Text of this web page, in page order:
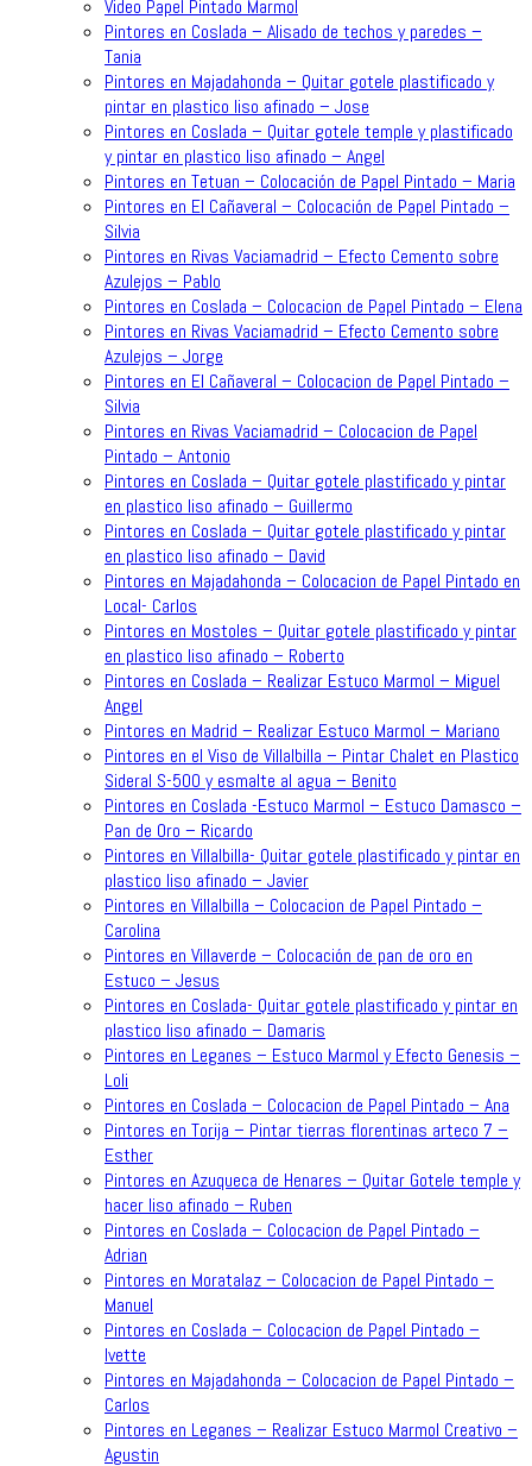
Video Papel Pintado Marmol
Pintores en Coslada – Alisado de techos y paredes –
Tania
Pintores en Majadahonda – Quitar gotele plastificado y
pintar en plastico liso afinado – Jose
Pintores en Coslada – Quitar gotele temple y plastificado
y pintar en plastico liso afinado – Angel
Pintores en Tetuan – Colocación de Papel Pintado – Maria
Pintores en El Cañaveral – Colocación de Papel Pintado –
Silvia
Pintores en Rivas Vaciamadrid – Efecto Cemento sobre
Azulejos – Pablo
Pintores en Coslada – Colocacion de Papel Pintado – Elena
Pintores en Rivas Vaciamadrid – Efecto Cemento sobre
Azulejos – Jorge
Pintores en El Cañaveral – Colocacion de Papel Pintado –
Silvia
Pintores en Rivas Vaciamadrid – Colocacion de Papel
Pintado – Antonio
Pintores en Coslada – Quitar gotele plastificado y pintar
en plastico liso afinado – Guillermo
Pintores en Coslada – Quitar gotele plastificado y pintar
en plastico liso afinado – David
Pintores en Majadahonda – Colocacion de Papel Pintado en
Local- Carlos
Pintores en Mostoles – Quitar gotele plastificado y pintar
en plastico liso afinado – Roberto
Pintores en Coslada – Realizar Estuco Marmol – Miguel
Angel
Pintores en Madrid – Realizar Estuco Marmol – Mariano
Pintores en el Viso de Villalbilla – Pintar Chalet en Plastico
Sideral S-500 y esmalte al agua – Benito
Pintores en Coslada -Estuco Marmol – Estuco Damasco –
Pan de Oro – Ricardo
Pintores en Villalbilla- Quitar gotele plastificado y pintar en
plastico liso afinado – Javier
Pintores en Villalbilla – Colocacion de Papel Pintado –
Carolina
Pintores en Villaverde – Colocación de pan de oro en
Estuco – Jesus
Pintores en Coslada- Quitar gotele plastificado y pintar en
plastico liso afinado – Damaris
Pintores en Leganes – Estuco Marmol y Efecto Genesis –
Loli
Pintores en Coslada – Colocacion de Papel Pintado – Ana
Pintores en Torija – Pintar tierras florentinas arteco 7 –
Esther
Pintores en Azuqueca de Henares – Quitar Gotele temple y
hacer liso afinado – Ruben
Pintores en Coslada – Colocacion de Papel Pintado –
Adrian
Pintores en Moratalaz – Colocacion de Papel Pintado –
Manuel
Pintores en Coslada – Colocacion de Papel Pintado –
Ivette
Pintores en Majadahonda – Colocacion de Papel Pintado –
Carlos
Pintores en Leganes – Realizar Estuco Marmol Creativo –
Agustin